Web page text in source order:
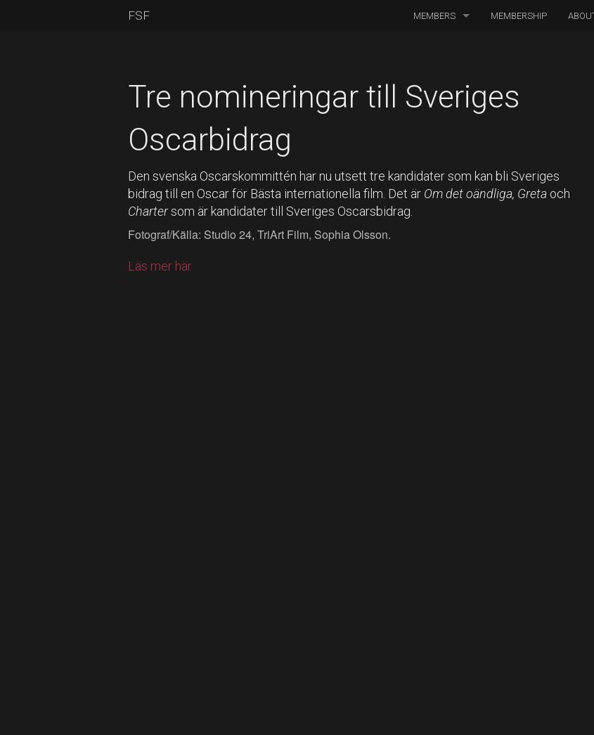
FSF MEMBERS
ASSOCIATED MEMBERS
BOARD MEMBERS
MEMBERSHIP
Tre nomineringar till Sveriges
Oscarbidrag
Den svenska Oscarskommittén har nu utsett tre kandidater som kan bli Sveriges
bidrag till en Oscar för Bästa internationella film. Det är Om det oändliga, Greta och
Chartersom är kandidater till Sveriges Oscarsbidrag.
Fotograf/Källa: Studio 24, TriArt Film, Sophia Olsson.
Läs mer här